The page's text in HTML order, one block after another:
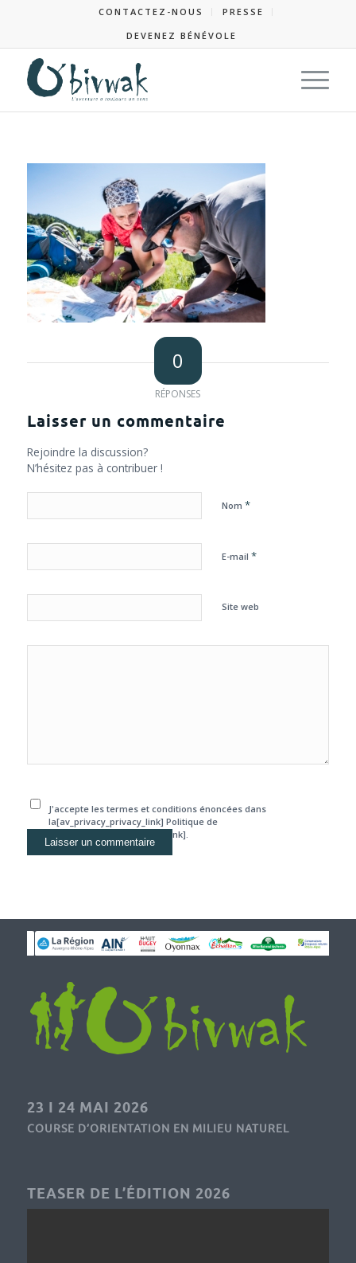
CONTACTEZ-NOUS
PRESSE
DEVENEZ BÉNÉVOLE
0
RÉPONSES
Laisser un commentaire
Rejoindre la discussion?
N’hésitez pas à contribuer !
Nom *
E-mail *
Site web
J'accepte les termes et conditions énoncées dans
la[av_privacy_privacy_link] Politique de
confidentialité[/av_privacy_link].
23 I 24 MAI 2026
COURSE D’ORIENTATION EN MILIEU NATUREL
TEASER DE L’ÉDITION 2026